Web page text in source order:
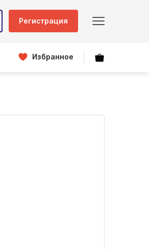
Регистрация
Избранное